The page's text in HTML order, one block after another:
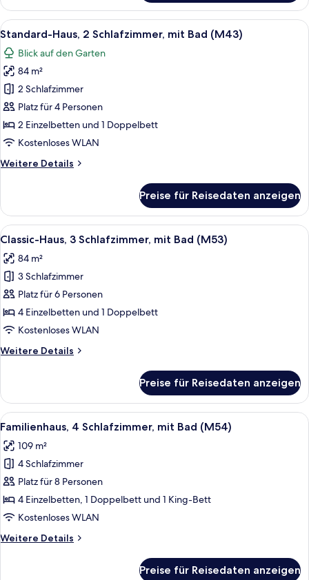
Haus,
2 Schlafzimmer,
mit
Bad
(M07)
Alle
Fotos
für
Standard-
Haus,
2 Schlafzimmer,
mit
Bad
anzeigen
Ein ordentlich bezogenes Bett mit
7
Standard-Haus, 2 Schlafzimmer, mit Bad (M43)
Blick auf den Garten
84 m²
2 Schlafzimmer
Platz für 4 Personen
2 Einzelbetten und 1 Doppelbett
Kostenloses WLAN
Weitere Details
Weitere
Haus,
2 Schlafzimmer,
mit
(M43)
Preise für Reisedaten anzeigen
Alle
Fotos
für
Classic-
Haus,
3 Schlafzimmer,
mit
(M53)
Ein ordentlich bezogenes Bett mit
2
Classic-Haus, 3 Schlafzimmer, mit Bad (M53)
84 m²
3 Schlafzimmer
Platz für 6 Personen
4 Einzelbetten und 1 Doppelbett
Kostenloses WLAN
Weitere Details
Weitere
Haus,
3 Schlafzimmer,
mit
(M53)
Preise für Reisedaten anzeigen
Alle
Fotos
für
Familienhaus,
4 Schlafzimmer,
mit
Bad
anzeigen
Ein ordentlich bezogenes Bett mit
3
Familienhaus, 4 Schlafzimmer, mit Bad (M54)
109 m²
4 Schlafzimmer
Platz für 8 Personen
4 Einzelbetten, 1 Doppelbett und 1 King-Bett
Kostenloses WLAN
Weitere Details
Weitere
Preise für Reisedaten anzeigen